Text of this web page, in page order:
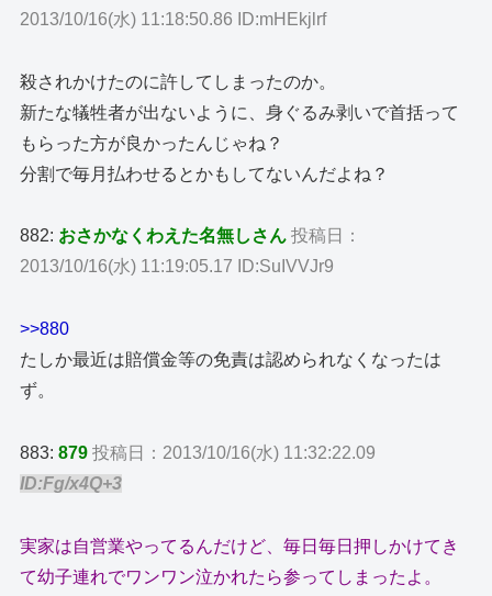
2013/10/16(水) 11:18:50.86 ID:mHEkjlrf
殺されかけたのに許してしまったのか。
新たな犠牲者が出ないように、身ぐるみ剥いで首括って
もらった方が良かったんじゃね？
分割で毎月払わせるとかもしてないんだよね？
882: おさかなくわえた名無しさん 投稿日：
2013/10/16(水) 11:19:05.17 ID:SuIVVJr9
>>880
たしか最近は賠償金等の免責は認められなくなったは
ず。
883:879 投稿日：2013/10/16(水) 11:32:22.09
ID:Fg/x4Q+3
実家は自営業やってるんだけど、毎日毎日押しかけてき
て幼子連れでワンワン泣かれたら参ってしまったよ。